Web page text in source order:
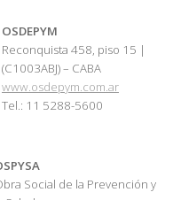
OSDEPYM
Reconquista 458, piso 15 |
(C1003ABJ) – CABA
www.osdepym.com.ar
Tel.: 11 5288-5600
Social de la Prevención y